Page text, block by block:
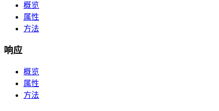
概览
属性
方法
响应
概览
属性
方法